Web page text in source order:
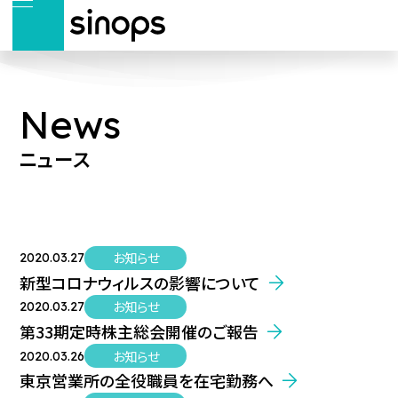
News
ニュース
2020.03.27 お知らせ
新型コロナウィルスの影響について
2020.03.27 お知らせ
第33期定時株主総会開催のご報告
2020.03.26 お知らせ
東京営業所の全役職員を在宅勤務へ